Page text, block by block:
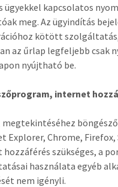
ügyekkel kapcsolatos
meg. Az ügyindítás
kötött
az űrlap legfeljebb csak
nyújtható be.
internet
megtekintéséhez
Explorer, Chrome, Firefox,
szükséges, a
használata egyéb
nem igényli.